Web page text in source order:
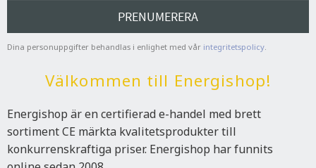
PRENUMERERA
Dina personuppgifter behandlas i enlighet med vår integritetspolicy
Välkommen till Energishop!
Energishop är en certifierad e-handel med brett
sortiment CE märkta kvalitetsprodukter till
konkurrenskraftiga priser. Energishop har funnits